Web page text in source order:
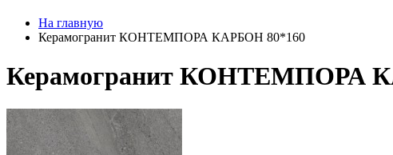
На главную
Керамогранит КОНТЕМПОРА КАРБОН 80*160
Керамогранит КОНТЕМПОРА